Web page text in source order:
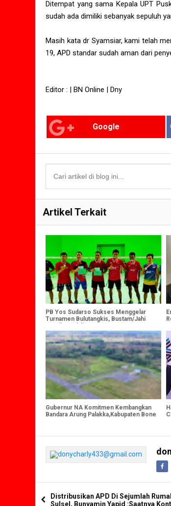
Ditempat yang sama Kepala UPT
sudah ada dimiliki sebanyak sepuluh
Masih kata dr Syamsiar, kami telah
19, APD standar sudah aman dari
Editor : | BN Online | Dny
Google
Artikel Terkait
PB Yos Sudarso Sukses Menggelar
Turnamen Bulutangkis, Bustam/Jahi
Peraih Medali Emas
Gubernur NA Komitmen Kembangkan
Bandara Arung Palakka,Kabupaten Bone
Distribusikan APD Di Sejumlah
Sulsel, Bunyamin Yapid :Saatnya